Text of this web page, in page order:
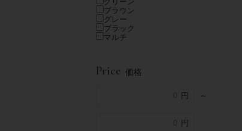
ブラウン
グレー
ブラック
マルチ
Price 価格
～